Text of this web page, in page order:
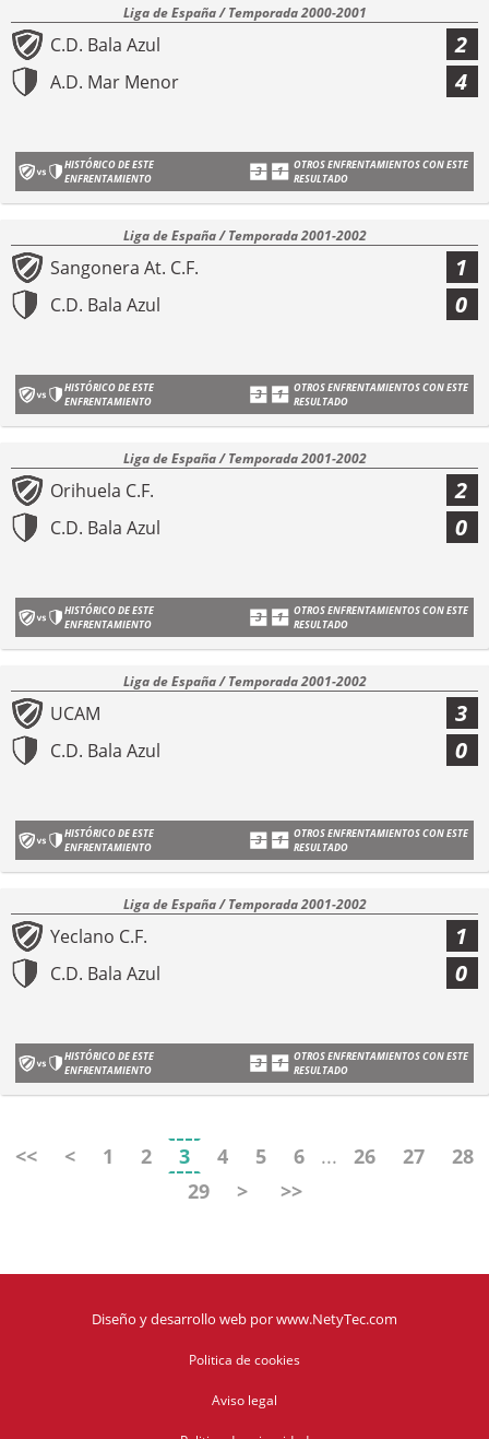
Liga de España / Temporada 2000-2001
C.D. Bala Azul 2
A.D. Mar Menor 4
HISTÓRICO DE ESTE
ENFRENTAMIENTO
OTROS ENFRENTAMIENTOS CON ESTE
RESULTADO
Liga de España / Temporada 2001-2002
Sangonera At. C.F. 1
C.D. Bala Azul 0
HISTÓRICO DE ESTE
ENFRENTAMIENTO
OTROS ENFRENTAMIENTOS CON ESTE
RESULTADO
Liga de España / Temporada 2001-2002
Orihuela C.F. 2
C.D. Bala Azul 0
HISTÓRICO DE ESTE
ENFRENTAMIENTO
OTROS ENFRENTAMIENTOS CON ESTE
RESULTADO
Liga de España / Temporada 2001-2002
UCAM 3
C.D. Bala Azul 0
HISTÓRICO DE ESTE
ENFRENTAMIENTO
OTROS ENFRENTAMIENTOS CON ESTE
RESULTADO
Liga de España / Temporada 2001-2002
Yeclano C.F. 1
C.D. Bala Azul 0
HISTÓRICO DE ESTE
ENFRENTAMIENTO
OTROS ENFRENTAMIENTOS CON ESTE
RESULTADO
<< < 1 2 3 4 5 6 ... 26 27
28
29
> >>
Diseño y desarrollo web porwww.NetyTec.com
Politica de cookies
Aviso legal